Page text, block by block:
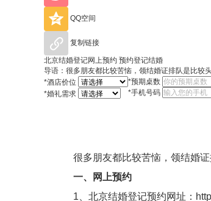
QQ空间
复制链接
北京结婚登记网上预约 预约登记结婚
导语：很多朋友都比较苦恼，领结婚证排队是比较
*酒店价位
*婚礼需求
*预期桌数
*手机号码
很多朋友都比较苦恼，领结婚证
一、网上预约
1、北京结婚登记预约网址：